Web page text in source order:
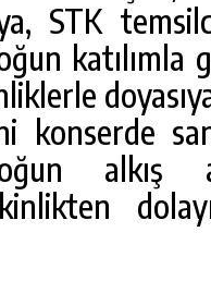
STK
konserde
yoğun